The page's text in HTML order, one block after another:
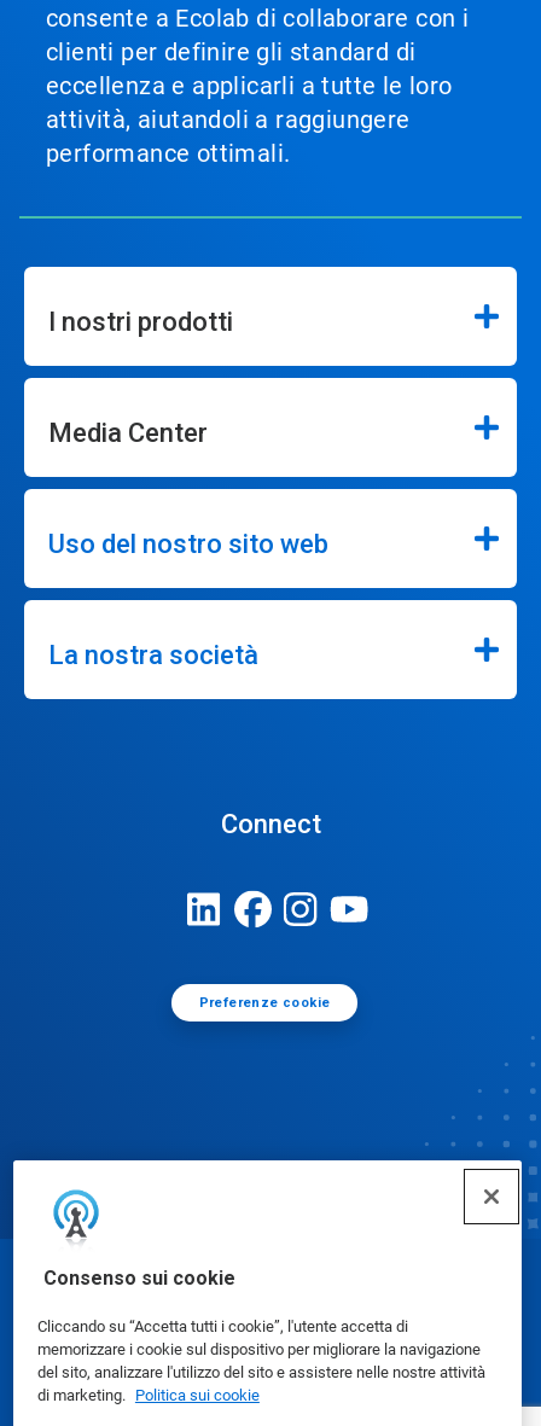
Consenso sui cookie
Cliccando su “Accetta tutti i cookie”, l'utente accetta di
memorizzare i cookie sul dispositivo per migliorare la navigazione
del sito, analizzare l'utilizzo del sito e assistere nelle nostre attività
di marketing. Politica sui cookie
consente a Ecolab di collaborare con i
clienti per definire gli standard di
eccellenza e applicarli a tutte le loro
attività, aiutandoli a raggiungere
performance ottimali.
I nostri prodotti
Media Center
Uso del nostro sito web
La nostra società
Connect
Preferenze cookie
© Ecolab Inc. 2025
Scheda di sicurezza|Privacy|Condizioni d'uso